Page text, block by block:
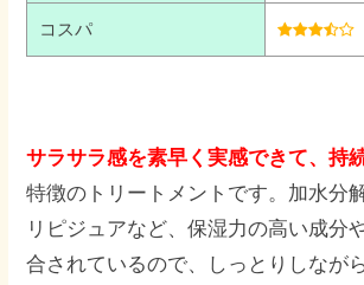
コスパ
サラサラ感を素早く実感できて、持
特徴のトリートメントです。加水分
リピジュアなど、保湿力の高い成分
合されているので、しっとりしなが